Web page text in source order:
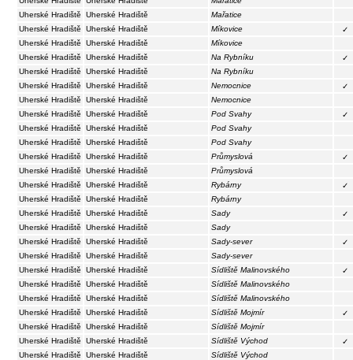
Uherské Hradiště
Uherské Hradiště
Mařatice
Uherské Hradiště
Uherské Hradiště Míkovice
✓
Uherské Hradiště
Uherské Hradiště
Míkovice
Uherské Hradiště
Uherské Hradiště Na Rybníku
✓
Uherské Hradiště
Uherské Hradiště
Na Rybníku
Uherské Hradiště
Uherské Hradiště Nemocnice
✓
Uherské Hradiště
Uherské Hradiště
Nemocnice
Uherské Hradiště
Uherské Hradiště Pod Svahy
✓
Uherské Hradiště
Uherské Hradiště
Pod Svahy
Uherské Hradiště
Uherské Hradiště
Pod Svahy
Uherské Hradiště
Uherské Hradiště Průmyslová
✓
Uherské Hradiště
Uherské Hradiště
Průmyslová
Uherské Hradiště
Uherské Hradiště Rybárny
✓
Uherské Hradiště
Uherské Hradiště
Rybárny
Uherské Hradiště
Uherské Hradiště Sady
✓
Uherské Hradiště
Uherské Hradiště
Sady
Uherské Hradiště
Uherské Hradiště Sady-sever
✓
Uherské Hradiště
Uherské Hradiště
Sady-sever
Uherské Hradiště
Uherské Hradiště Sídliště Malinovského
✓
Uherské Hradiště
Uherské Hradiště
Sídliště Malinovského
Uherské Hradiště
Uherské Hradiště
Sídliště Malinovského
Uherské Hradiště
Uherské Hradiště Sídliště Mojmír
✓
Uherské Hradiště
Uherské Hradiště
Sídliště Mojmír
Uherské Hradiště
Uherské Hradiště Sídliště Východ
✓
Uherské Hradiště
Uherské Hradiště
Sídliště Východ